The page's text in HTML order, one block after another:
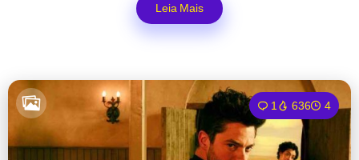
Leia Mais
1 636 4